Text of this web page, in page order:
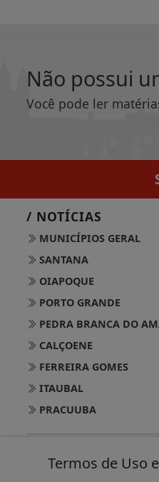
Não possui
Você pode ler
/ NOTÍCIAS
MUNICÍPIOS GERAL
SANTANA
OIAPOQUE
PORTO GRANDE
PEDRA BRANCA DO
CALÇOENE
FERREIRA GOMES
ITAUBAL
PRACUUBA
Termos de Uso